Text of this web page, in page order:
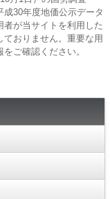
成30年度地価公示データ
者が当サイトを利用した
ておりません。重要な用
ご確認ください。